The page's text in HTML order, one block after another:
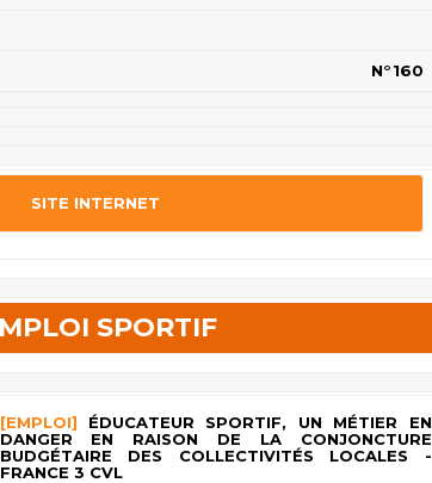
N°160
SITE INTERNET
SPORTIF
[EMPLOI] ÉDUCATEUR SPORTIF, UN MÉTIER EN
DANGER EN RAISON DE LA CONJONCTURE
BUDGÉTAIRE DES COLLECTIVITÉS LOCALES -
FRANCE 3 CVL